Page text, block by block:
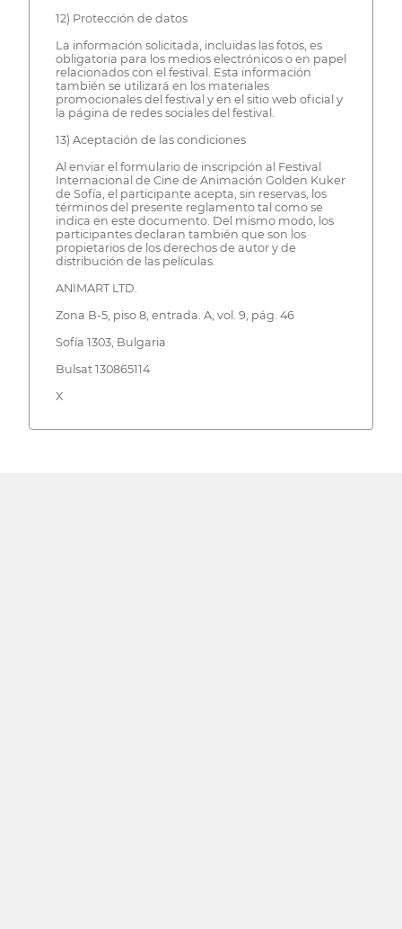
12) Protección de datos
La información solicitada, incluidas las fotos, es
obligatoria para los medios electrónicos o en papel
relacionados con el festival. Esta información
también se utilizará en los materiales
promocionales del festival y en el sitio web oficial y
la página de redes sociales del festival.
13) Aceptación de las condiciones
Al enviar el formulario de inscripción al Festival
Internacional de Cine de Animación Golden Kuker
de Sofía, el participante acepta, sin reservas, los
términos del presente reglamento tal como se
indica en este documento. Del mismo modo, los
participantes declaran también que son los
propietarios de los derechos de autor y de
distribución de las películas.
ANIMART LTD.
Zona B-5, piso 8, entrada. A, vol. 9, pág. 46
Sofía 1303, Bulgaria
Bulsat 130865114
X